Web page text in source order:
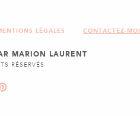
LÉGALES CONTACTEZ-MOI
MARION LAURENT
RÉSERVÉS